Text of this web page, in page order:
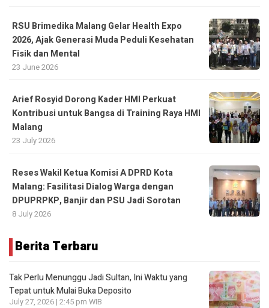
RSU Brimedika Malang Gelar Health Expo
2026, Ajak Generasi Muda Peduli Kesehatan
Fisik dan Mental
23 June 2026
Arief Rosyid Dorong Kader HMI Perkuat
Kontribusi untuk Bangsa di Training Raya HMI
Malang
23 July 2026
Reses Wakil Ketua Komisi A DPRD Kota
Malang: Fasilitasi Dialog Warga dengan
DPUPRPKP, Banjir dan PSU Jadi Sorotan
8 July 2026
Berita Terbaru
Tak Perlu Menunggu Jadi Sultan, Ini Waktu yang
Tepat untuk Mulai Buka Deposito
July 27, 2026 | 2:45 pm WIB